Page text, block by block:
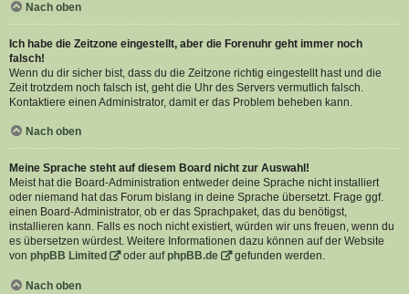
Nach oben
Ich habe die Zeitzone eingestellt, aber die Forenuhr geht immer noch
falsch!
Wenn du dir sicher bist, dass du die Zeitzone richtig eingestellt hast und die
Zeit trotzdem noch falsch ist, geht die Uhr des Servers vermutlich falsch.
Kontaktiere einen Administrator, damit er das Problem beheben kann.
Nach oben
Meine Sprache steht auf diesem Board nicht zur Auswahl!
Meist hat die Board-Administration entweder deine Sprache nicht installiert
oder niemand hat das Forum bislang in deine Sprache übersetzt. Frage ggf.
einen Board-Administrator, ob er das Sprachpaket, das du benötigst,
installieren kann. Falls es noch nicht existiert, würden wir uns freuen, wenn du
es übersetzen würdest. Weitere Informationen dazu können auf der Website
von phpBB Limited oder aufphpBB.de gefunden werden.
Nach oben